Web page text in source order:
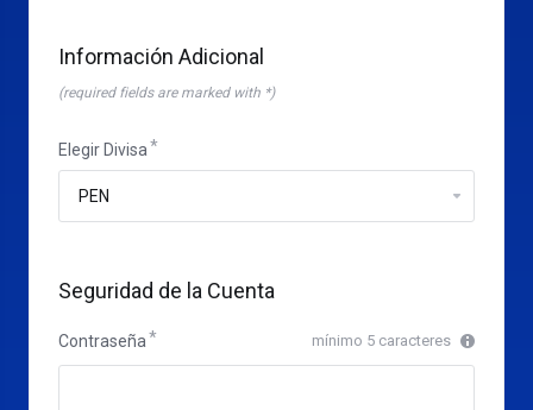
Información Adicional
(required fields are marked with *)
Elegir Divisa
Seguridad de la Cuenta
Contraseña mínimo 5 caracteres